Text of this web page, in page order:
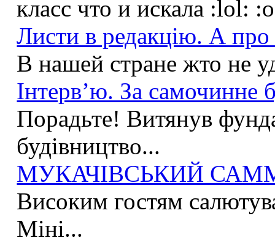
класс что и искала :lol:
Листи в редакцію. А
В нашей стране жто не
Інтерв’ю. За самочинне
Порадьте! Витянув
будівництво...
МУКАЧІВСЬКИЙ
Високим гостям
Міні...